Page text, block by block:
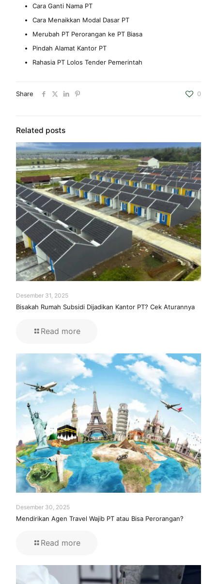
Cara Ganti Nama PT
Cara Menaikkan Modal Dasar PT
Merubah PT Perorangan ke PT Biasa
Pindah Alamat Kantor PT
Rahasia PT Lolos Tender Pemerintah
Share 0
Related posts
Desember 31, 2025
Bisakah Rumah Subsidi Dijadikan Kantor PT? Cek Aturannya
Read more
Desember 30, 2025
Mendirikan Agen Travel Wajib PT atau Bisa Perorangan?
Read more